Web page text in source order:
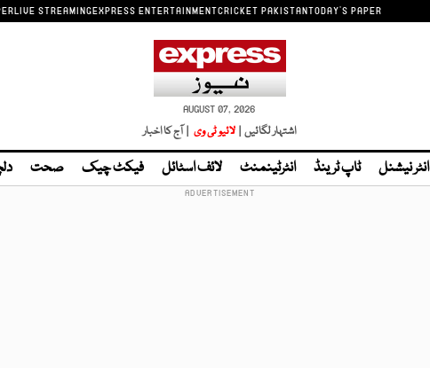
LIVE STREAMINGEXPRESS ENTERTAINMENTCRICKET PAKISTANTODAY'S PAPER
AUGUST 07, 2026
اشتہار لگائیں | لائیو ٹی وی | آج کا اخبار
انٹر نیشنل ٹاپ ٹرینڈ انٹرٹینمنٹ لائف اسٹائل فیکٹ چیک صحت